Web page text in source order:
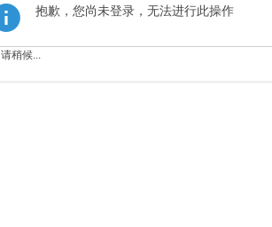
抱歉，您尚未登录，无法进行此操作
请稍候...